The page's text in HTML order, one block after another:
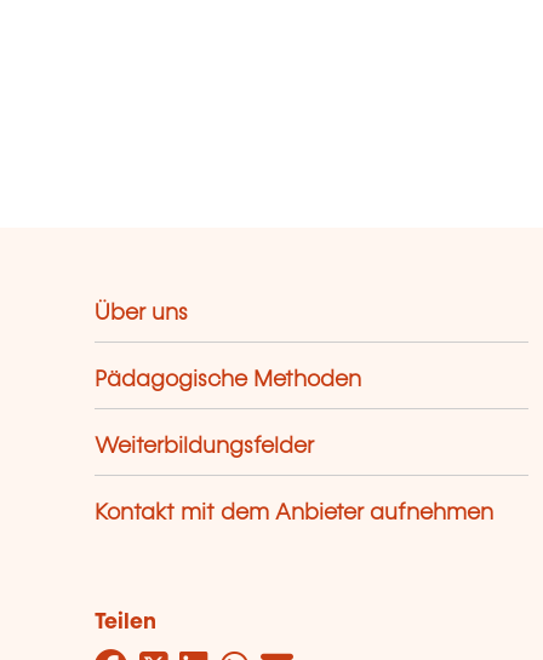
Über uns
Pädagogische Methoden
Weiterbildungsfelder
Kontakt mit dem Anbieter aufnehmen
Teilen